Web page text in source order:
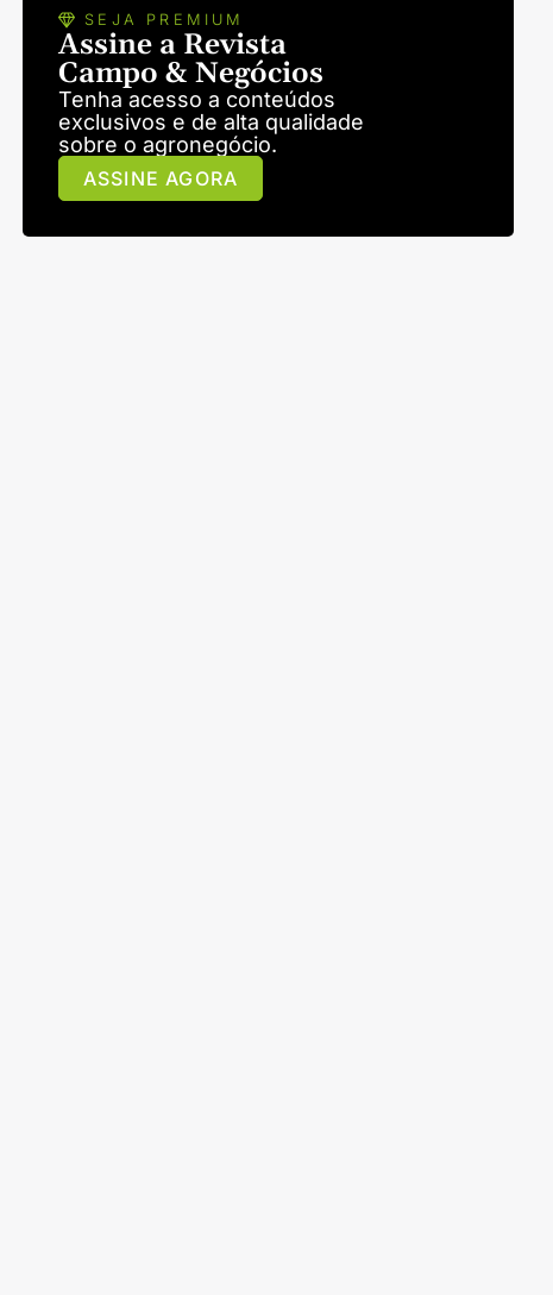
SEJA PREMIUM
Assine a Revista
Campo & Negócios
Tenha acesso a conteúdos
exclusivos e de alta qualidade
sobre o agronegócio.
ASSINE AGORA